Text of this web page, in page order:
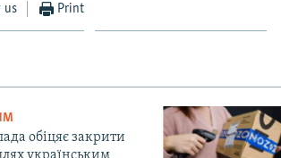
us Print
обіцяє закрити
українським